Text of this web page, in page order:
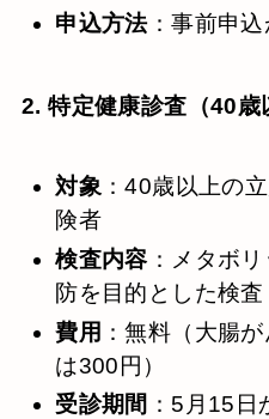
申込方法：​事前申込
2. 特定健康診査（40歳
対象：​40歳以上の
険者
検査内容 ：​メタボ
防を目的とした検査
費用 ：​無料（大腸
は300円）
受診期間 ：​5月15